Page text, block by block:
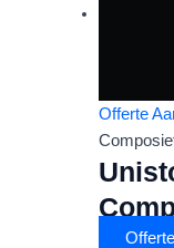
Offerte